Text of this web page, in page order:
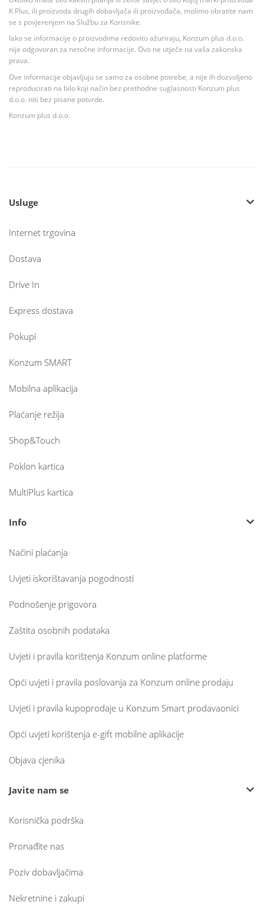
K Plus, ili proizvoda drugih dobavljača ili proizvođača, molimo obratite nam
se s povjerenjem na Službu za Korisnike.
Iako se informacije o proizvodima redovito ažuriraju, Konzum plus d.o.o.
nije odgovoran za netočne informacije. Ovo ne utječe na vaša zakonska
prava.
Ove informacije objavljuju se samo za osobne potrebe, a nije ih dozvoljeno
reproducirati na bilo koji način bez prethodne suglasnosti Konzum plus
d.o.o. niti bez pisane potvrde.
Konzum plus d.o.o.
Usluge
Internet trgovina
Dostava
Drive In
Express dostava
Pokupi
Konzum SMART
Mobilna aplikacija
Plaćanje režija
Shop&Touch
Poklon kartica
MultiPlus kartica
Info
Načini plaćanja
Uvjeti iskorištavanja pogodnosti
Podnošenje prigovora
Zaštita osobnih podataka
Uvjeti i pravila korištenja Konzum online platforme
Opći uvjeti i pravila poslovanja za Konzum online prodaju
Uvjeti i pravila kupoprodaje u Konzum Smart prodavaonici
Opći uvjeti korištenja e-gift mobilne aplikacije
Objava cjenika
Javite nam se
Korisnička podrška
Pronađite nas
Poziv dobavljačima
Nekretnine i zakupi